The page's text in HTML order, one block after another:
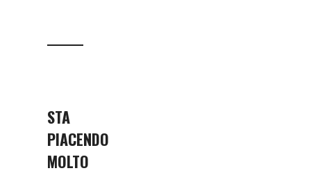
STA
PIACENDO
MOLTO